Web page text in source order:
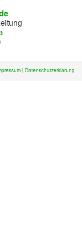
| Datenschutzerklärung